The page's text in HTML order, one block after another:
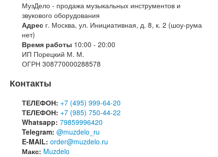
МузДело - продажа музыкальных инструментов и
звукового оборудования
Адрес г. Москва, ул. Инициативная, д. 8, к. 2 (шоу-рума
нет)
Время работы 10:00 - 20:00
ИП Порецкий М. М.
ОГРН 308770000288578
Контакты
ТЕЛЕФОН: +7 (495) 999-64-20
ТЕЛЕФОН: +7 (985) 750-44-22
Whatsapp: 79859996420
Telegram: @muzdelo_ru
E-MAIL: order@muzdelo.ru
Макс: Muzdelo